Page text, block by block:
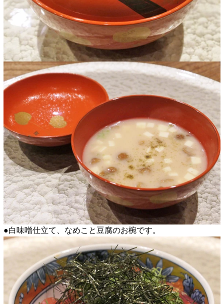
●白味噌仕立て、なめこと豆腐のお椀です。